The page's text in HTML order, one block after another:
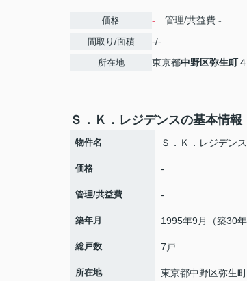
価格 - 管理/共益費 -
間取り/面積 -/-
所在地 東京都中野区弥生町
Ｓ．Ｋ．レジデンスの基本情報
物件名 Ｓ．Ｋ．レジデンス
価格 -
管理/共益費 -
築年月 1995年9月（築30年
総戸数 7戸
所在地 東京都中野区弥生町